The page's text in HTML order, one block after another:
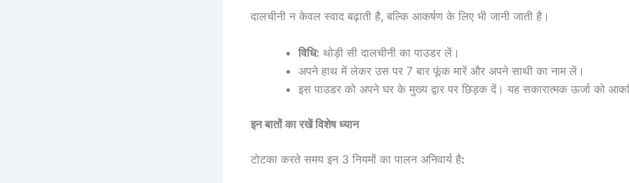
दालचीनी न केवल स्वाद बढ़ाती है, बल्कि आकर्षण के लिए भी जानी जाती है।
विधि: थोड़ी सी दालचीनी का पाउडर लें।
अपने हाथ में लेकर उस पर 7 बार फूंक मारें और अपने साथी का नाम लें।
इस पाउडर को अपने घर के मुख्य द्वार पर छिड़क दें। यह सकारात्मक ऊर्जा को
इन बातों का रखें विशेष ध्यान
टोटका करते समय इन 3 नियमों का पालन अनिवार्य है: